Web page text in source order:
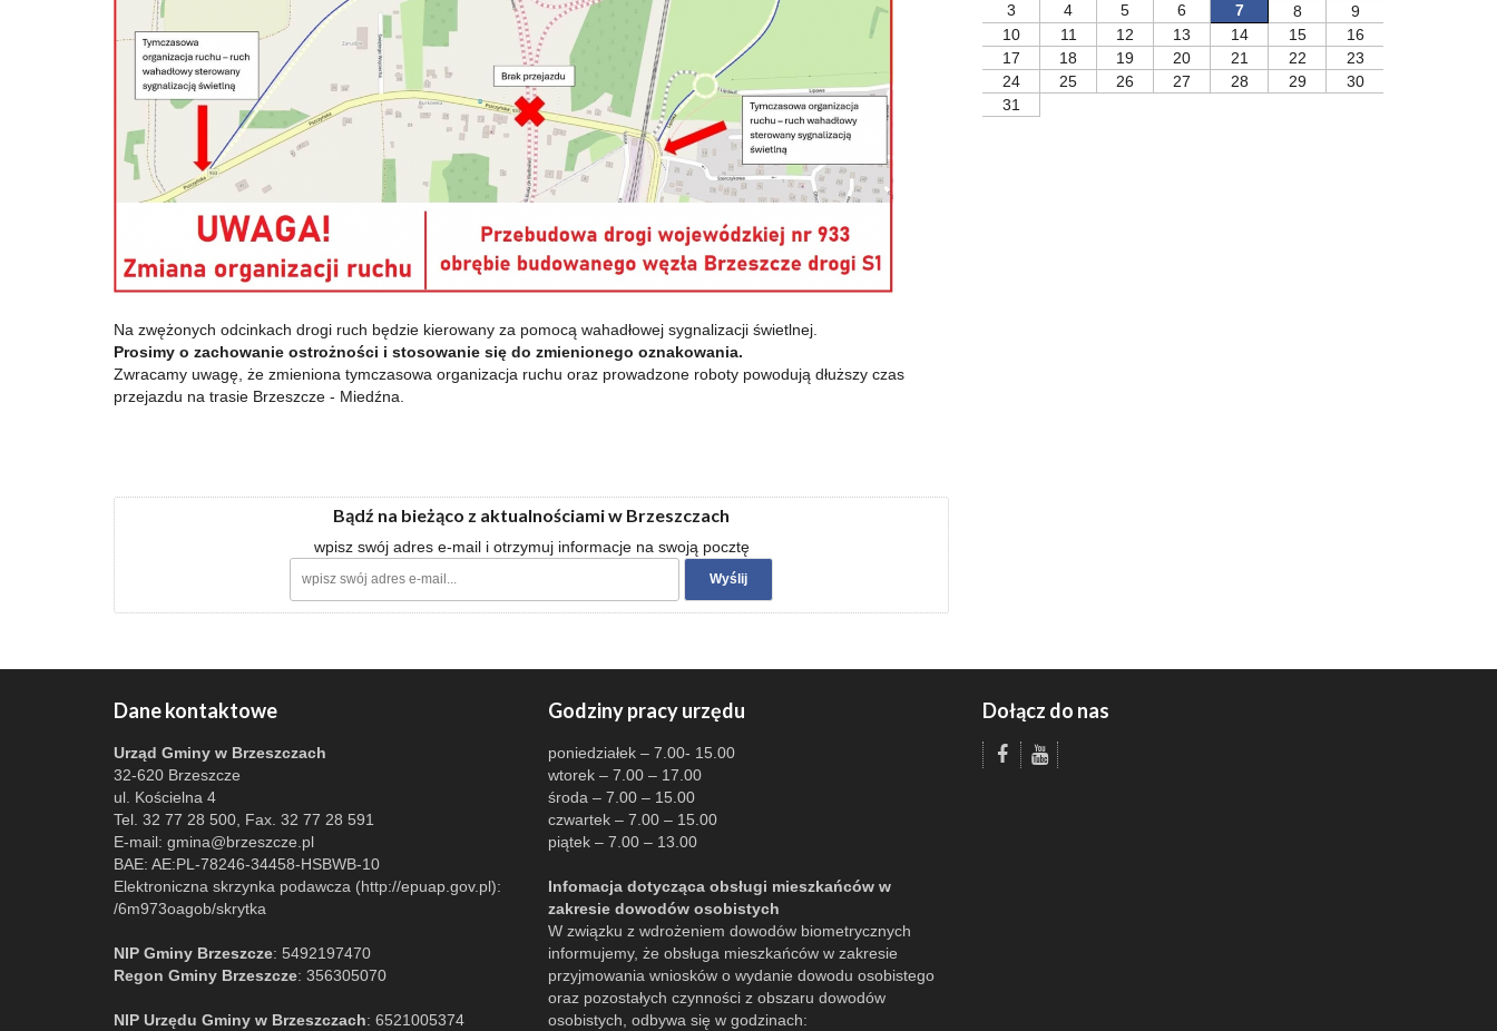
Na zwężonych odcinkach drogi ruch będzie kierowany za pomocą wahadłowej sygnalizacji świetlnej.
Prosimy o zachowanie ostrożności i stosowanie się do zmienionego oznakowania.
Zwracamy uwagę, że zmieniona tymczasowa organizacja ruchu oraz prowadzone roboty powodują dłuższy czas
przejazdu na trasie Brzeszcze - Miedźna.
Bądź na bieżąco z aktualnościami w Brzeszczach
wpisz swój adres e-mail i otrzymuj informacje na swoją pocztę
3
4 5 6 7 8
9
10
11 12 13 14 15
16
17
18 19 20 21 22
23
24
25 26 27 28 29
30
31
Dane kontaktowe
Urząd Gminy w Brzeszczach
32-620 Brzeszcze
ul. Kościelna 4
Tel. 32 77 28 500, Fax. 32 77 28 591
E-mail: gmina@brzeszcze.pl
BAE: AE:PL-78246-34458-HSBWB-10
Elektroniczna skrzynka podawcza (http://epuap.gov.pl):
/6m973oagob/skrytka
NIP Gminy Brzeszcze: 5492197470
Regon Gminy Brzeszcze: 356305070
NIP Urzędu Gminy w Brzeszczach: 6521005374
Godziny pracy urzędu
poniedziałek – 7.00- 15.00
wtorek – 7.00 – 17.00
środa – 7.00 – 15.00
czwartek – 7.00 – 15.00
piątek – 7.00 – 13.00
Infomacja dotycząca obsługi mieszkańców w
zakresie dowodów osobistych
W związku z wdrożeniem dowodów biometrycznych
informujemy, że obsługa mieszkańców w zakresie
przyjmowania wniosków o wydanie dowodu osobistego
oraz pozostałych czynności z obszaru dowodów
osobistych, odbywa się w godzinach:
Dołącz do nas